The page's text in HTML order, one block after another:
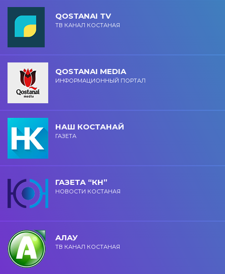
QOSTANAI TV
ТВ КАНАЛ КОСТАНАЯ
QOSTANAI MEDIA
ИНФОРМАЦИОННЫЙ ПОРТАЛ
НАШ КОСТАНАЙ
ГАЗЕТА
ГАЗЕТА “КН”
НОВОСТИ КОСТАНАЯ
АЛАУ
ТВ КАНАЛ КОСТАНАЯ